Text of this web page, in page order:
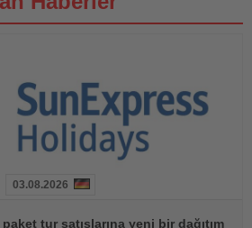
03.08.2026
tur satışlarına yeni bir dağıtım